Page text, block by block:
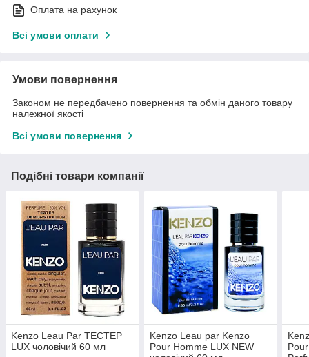
Оплата на рахунок
Всі умови оплати
Умови повернення
Законом не передбачено повернення та обмін даного товару
належної якості
Всі умови повернення
Подібні товари компанії
Kenzo Leau Par ТЕСТЕР
LUX чоловічий 60 мл
Kenzo Leau par Kenzo
Pour Homme LUX NEW